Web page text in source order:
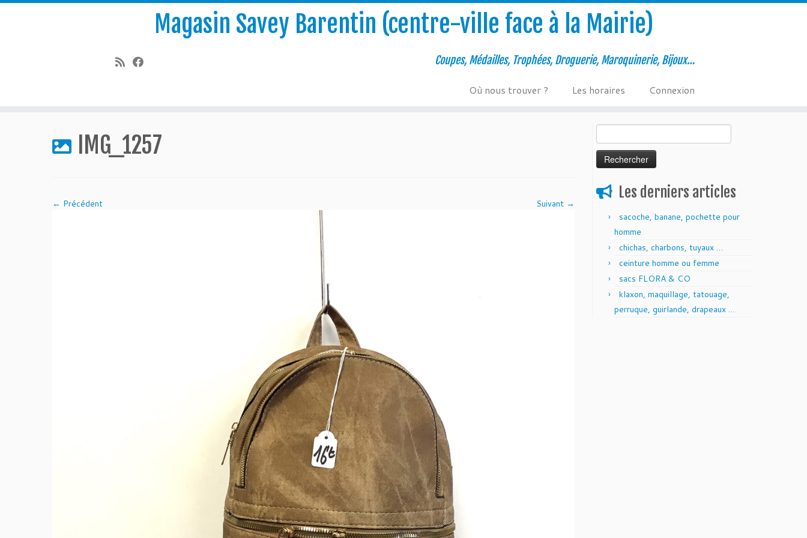
Magasin Savey Barentin (centre-ville face à la Mairie)
Coupes, Médailles, Trophées, Droguerie, Maroquinerie, Bijoux…
Où nous trouver ? Les horaires Connexion
IMG_1257
← Précédent Suivant →
Les derniers articles
sacoche, banane, pochette pour
homme
chichas, charbons, tuyaux …
ceinture homme ou femme
sacs FLORA & CO
klaxon, maquillage, tatouage,
perruque, guirlande, drapeaux …